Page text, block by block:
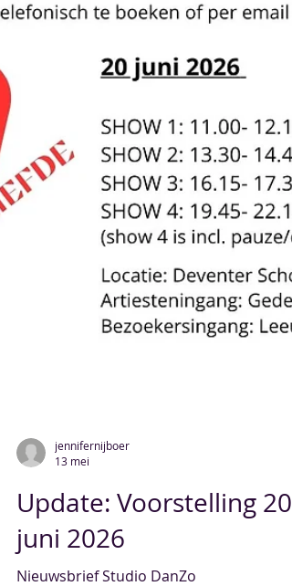
13 mei
Update: Voorstelling 20
juni 2026